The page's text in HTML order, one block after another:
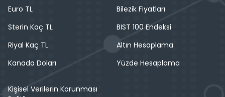
Euro TL
Sterin Kaç TL
Riyal Kaç TL
Kanada Doları
Bilezik Fiyatları
BIST 100 Endeksi
Altın Hesaplama
Yüzde Hesaplama
Kişisel Verilerin Korunması